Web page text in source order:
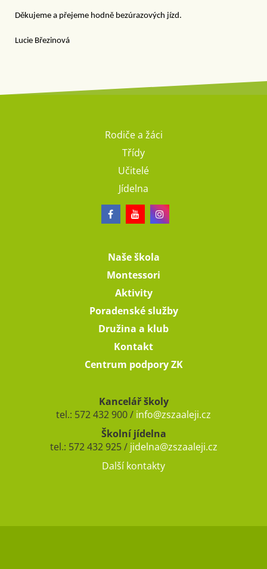
Děkujeme a přejeme hodně bezúrazových jízd.
Lucie Březinová
Rodiče a žáci
Třídy
Učitelé
Jídelna
Naše škola
Montessori
Aktivity
Poradenské služby
Družina a klub
Kontakt
Centrum podpory ZK
Kancelář školy
tel.: 572 432 900 / info@zszaaleji.cz
Školní jídelna
tel.: 572 432 925 / jidelna@zszaaleji.cz
Další kontakty